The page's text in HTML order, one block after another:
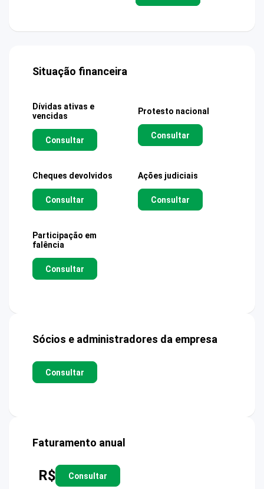
Situação financeira
Dívidas ativas e
vencidas
Consultar
Protesto nacional
Consultar
Cheques devolvidos
Consultar
Ações judiciais
Consultar
Participação em
falência
Consultar
Sócios e administradores da empresa
Consultar
Faturamento anual
R$ Consultar